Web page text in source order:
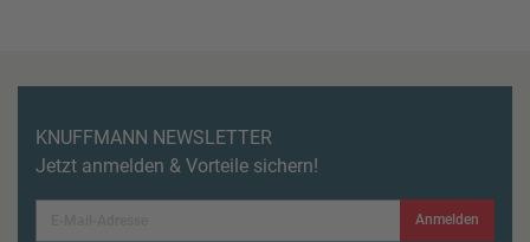
KNUFFMANN NEWSLETTER
Jetzt anmelden & Vorteile sichern!
Anmelden